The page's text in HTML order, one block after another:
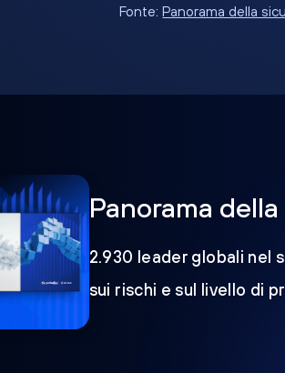
Fonte:Panorama della
Panorama
2.930 leader globali nel
sui rischi e sul livello di